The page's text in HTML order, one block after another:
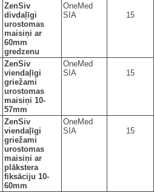
ZenSiv
divdaļīgi
urostomas
maisiņi ar
60mm
gredzenu
OneMed
SIA
15
ZenSiv
viendaļīgi
griežami
urostomas
maisiņi 10-
57mm
OneMed
SIA
15
ZenSiv
viendaļīgi
griežami
urostomas
maisiņi ar
plākstera
fiksāciju 10-
60mm
OneMed
SIA
15